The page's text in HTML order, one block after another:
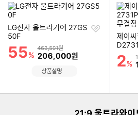
LG전자 울트라기어 27GS
50F
할인률
55%
상품금액
463,591원
할인금액
206,000원
찜
상품설명
제이
게임
할인률
2%